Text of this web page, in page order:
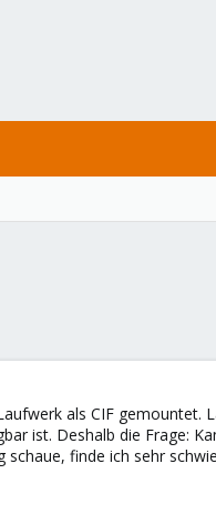
als CIF
ist. Deshalb die Frage:
finde ich sehr